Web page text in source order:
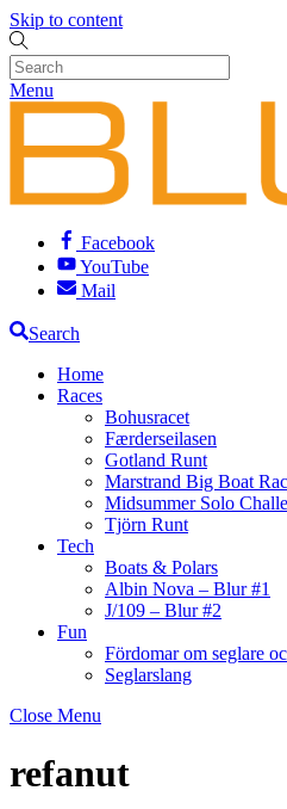
Skip to content
Menu
Facebook
YouTube
Mail
Search
Home
Races
Bohusracet
Færderseilasen
Gotland Runt
Marstrand Big Boat
Midsummer Solo
Tjörn Runt
Tech
Boats & Polars
Albin Nova – Blur #1
J/109 – Blur #2
Fun
Fördomar om seglare
Seglarslang
Close Menu
refanut